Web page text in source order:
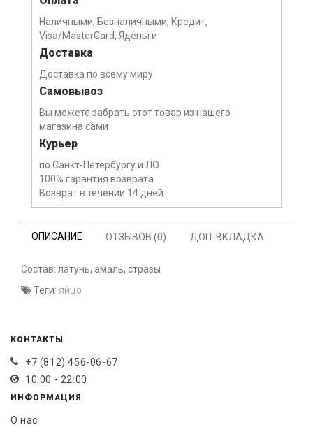
Наличными, Безналичными, Кредит,
Visa/MasterCard, Яденьги
Доставка
Доставка по всему миру
Самовывоз
Вы можете забрать этот товар из нашего
магазина сами
Курьер
по Санкт-Петербургу и ЛО
100% гарантия возврата
Возврат в течении 14 дней
ОПИСАНИЕ ОТЗЫВОВ (0) ДОП. ВКЛАДКА
Состав: латунь, эмаль, стразы
Теги: яйцо
КОНТАКТЫ
+7 (812) 456-06-67
10:00 - 22:00
ИНФОРМАЦИЯ
О нас